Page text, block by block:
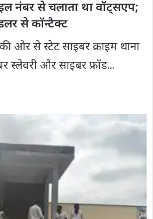
नंबर से चलाता था वॉट्सएप;
से कॉन्टैक्ट
ओर से स्टेट साइबर क्राइम थाना
स्लेवरी और साइबर फ्रॉड...